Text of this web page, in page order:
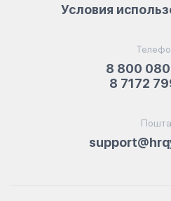
8 800
8 7172
Условия